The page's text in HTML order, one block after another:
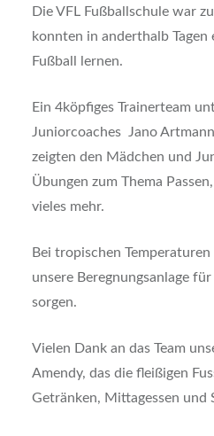
Die VFL Fußballschule war
konnten in anderthalb Tagen
Fußball lernen.
Ein 4köpfiges Trainerteam
Juniorcoaches Jano
zeigten den Mädchen und
Übungen zum Thema
vieles mehr.
Bei tropischen
unsere Beregnungsanlage
sorgen.
Vielen Dank an das Team
Amendy, das die fleißigen
Getränken, Mittagessen und